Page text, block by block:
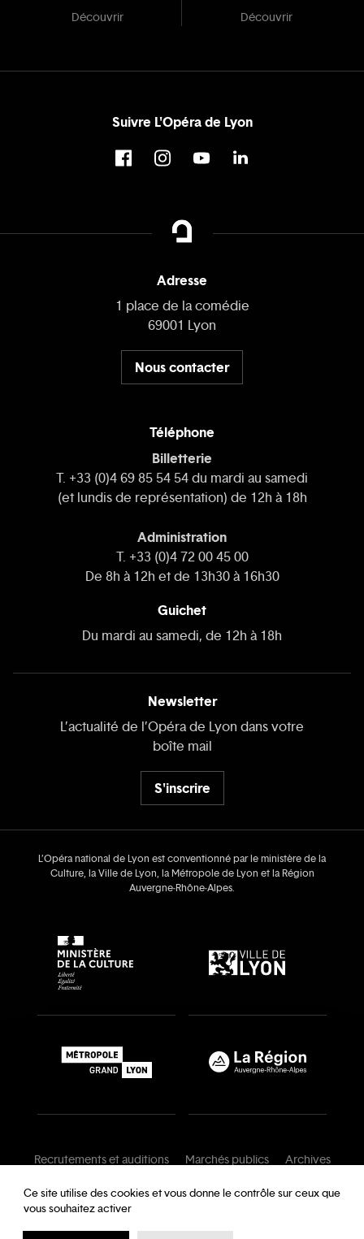
Découvrir Découvrir
Suivre L'Opéra de Lyon
Adresse
1 place de la comédie
69001 Lyon
Nous contacter
Téléphone
Billetterie
T. +33 (0)4 69 85 54 54 du mardi au samedi
(et lundis de représentation) de 12h à 18h
Administration
T. +33 (0)4 72 00 45 00
De 8h à 12h et de 13h30 à 16h30
Guichet
Du mardi au samedi, de 12h à 18h
Newsletter
L’actualité de l’Opéra de Lyon dans votre
boîte mail
S'inscrire
L’Opéra national de Lyon est conventionné par le ministère de la
Culture, la Ville de Lyon, la Métropole de Lyon et la Région
Auvergne‑Rhône‑Alpes.
Recrutements et auditions Marchés publics
Archives
Mentions légales
Conditions générales
Charte de modération
Protection des données
Ce site utilise des cookies et vous donne le contrôle sur ceux que
vous souhaitez activer